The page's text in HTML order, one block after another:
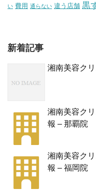
い 費用 通らない 違う店舗 黒
新着記事
湘南美容ク
湘南美容ク
報 – 那覇院
湘南美容ク
報 – 福岡院